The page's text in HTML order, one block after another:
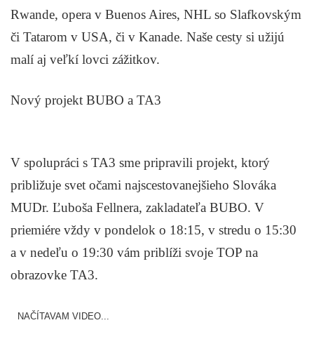
Rwande, opera v Buenos Aires, NHL so Slafkovským
či Tatarom v USA, či v Kanade. Naše cesty si užijú
malí aj veľkí lovci zážitkov.
Nový projekt BUBO a TA3
V spolupráci s TA3 sme pripravili projekt, ktorý
približuje svet očami najscestovanejšieho Slováka
MUDr. Ľuboša Fellnera, zakladateľa BUBO. V
priemiére vždy v pondelok o 18:15, v stredu o 15:30
a v nedeľu o 19:30 vám priblíži svoje TOP na
obrazovke TA3.
NAČÍTAVAM VIDEO...